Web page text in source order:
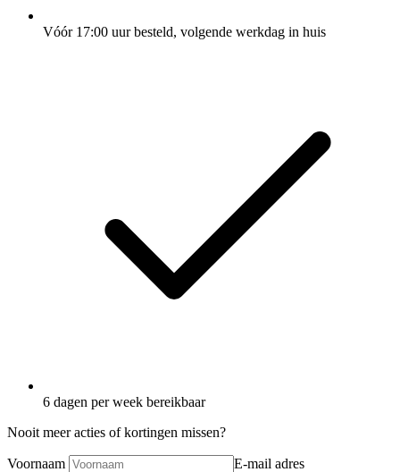
Vóór 17:00 uur besteld, volgende werkdag in huis
6 dagen per week bereikbaar
Nooit meer acties of kortingen missen?
Voornaam E-mail adres